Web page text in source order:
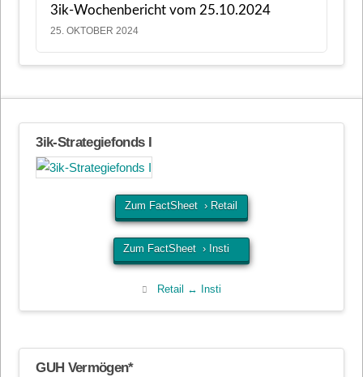
3ik-Wochenbericht vom 25.10.2024
25. OKTOBER 2024
3ik-Strategiefonds I
Zum FactSheet › Retail
Zum FactSheet › Insti
Retail ↔ Insti
GUH Vermögen*